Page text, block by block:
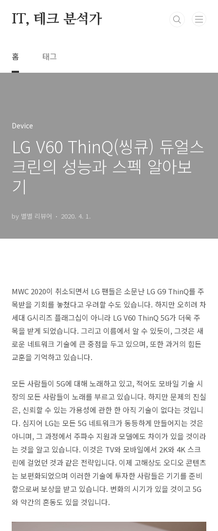
IT, 테크 분석가
홈 태그
Device
LG V60 ThinQ(씽큐) 듀얼스
크린의 성능과 스펙 알아보
기
by 별별 리뷰어 2020. 4. 1.
MWC 2020이 취소되면서 LG 팬들은 소문난 LG G9 ThinQ를 주
목받을 기회를 놓쳤다고 우려할 수도 있습니다. 하지만 오히려 차
세대 G시리즈 플래그십이 아니라 LG V60 ThinQ 5G가 더욱 주
목을 받게 되었습니다. 그리고 이름에서 알 수 있듯이, 그것은 새
로운 네트워크 기술에 큰 중점을 두고 있으며, 또한 과거의 힘든
교훈을 기억하고 있습니다.
모든 사람들이 5G에 대해 노래하고 있고, 적어도 모바일 기술 시
장의 모든 사람들이 노래를 부르고 있습니다. 하지만 문제의 진실
은, 신뢰할 수 있는 가용성에 관한 한 아직 기술이 없다는 것입니
다. 심지어 LG는 모든 5G 네트워크가 동등하게 만들어지는 것은
아니며, 그 과정에서 주파수 지원과 모델에도 차이가 있을 것이라
는 것을 알고 있습니다. 이것은 TV와 모바일에서 2K와 4K 스크
린에 걸었던 것과 같은 전략입니다. 이제 고해상도 오디오 콘텐츠
는 보편화되었으며 이러한 기술에 투자한 사람들은 기기를 준비
함으로써 보상을 받고 있습니다. 변화의 시기가 있을 것이고 5G
와 약간의 혼동도 있을 것입니다.